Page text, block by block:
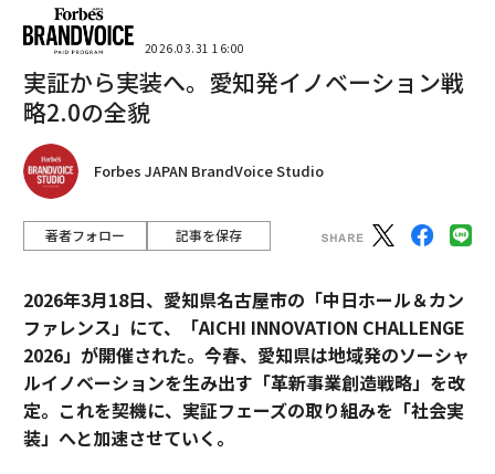
2026.03.31 16:00
実証から実装へ。愛知発イノベーション戦
略2.0の全貌
Forbes JAPAN BrandVoice Studio
著者フォロー 記事を保存
2026年3月18日、愛知県名古屋市の「中日ホール＆カン
ファレンス」にて、「AICHI INNOVATION CHALLENGE
2026」が開催された。今春、愛知県は地域発のソーシャ
ルイノベーションを生み出す「革新事業創造戦略」を改
定。これを契機に、実証フェーズの取り組みを「社会実
装」へと加速させていく。